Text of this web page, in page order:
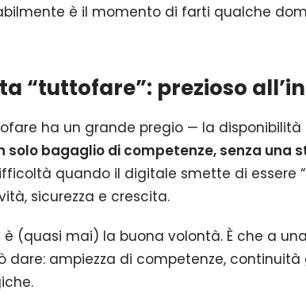
è il momento di farti qualche
“tuttofare”: prezioso
ha un grande pregio — la
solo bagaglio di competenze, senza una
quando il digitale smette di essere
sicurezza e crescita.
è (quasi mai) la buona volontà. È che a
dare: ampiezza di competenze,